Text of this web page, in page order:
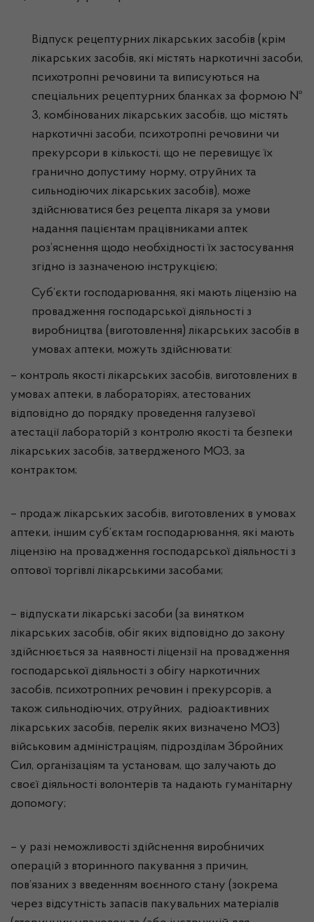
Відпуск рецептурних лікарських засобів (крім
лікарських засобів, які містять наркотичні засоби,
психотропні речовини та виписуються на
спеціальних рецептурних бланках за формою №
3, комбінованих лікарських засобів, що містять
наркотичні засоби, психотропні речовини чи
прекурсори в кількості, що не перевищує їх
гранично допустиму норму, отруйних та
сильнодіючих лікарських засобів), може
здійснюватися без рецепта лікаря за умови
надання пацієнтам працівниками аптек
роз’яснення щодо необхідності їх застосування
згідно із зазначеною інструкцією;
Суб’єкти господарювання, які мають ліцензію на
провадження господарської діяльності з
виробництва (виготовлення) лікарських засобів в
умовах аптеки, можуть здійснювати:
– контроль якості лікарських засобів, виготовлених в
умовах аптеки, в лабораторіях, атестованих
відповідно до порядку проведення галузевої
атестації лабораторій з контролю якості та безпеки
лікарських засобів, затвердженого МОЗ, за
контрактом;
– продаж лікарських засобів, виготовлених в умовах
аптеки, іншим суб’єктам господарювання, які мають
ліцензію на провадження господарської діяльності з
оптової торгівлі лікарськими засобами;
– відпускати лікарські засоби (за винятком
лікарських засобів, обіг яких відповідно до закону
здійснюється за наявності ліцензії на провадження
господарської діяльності з обігу наркотичних
засобів, психотропних речовин і прекурсорів, а
також сильнодіючих, отруйних, радіоактивних
лікарських засобів, перелік яких визначено МОЗ)
військовим адміністраціям, підрозділам Збройних
Сил, організаціям та установам, що залучають до
своєї діяльності волонтерів та надають гуманітарну
допомогу;
– у разі неможливості здійснення виробничих
операцій з вторинного пакування з причин,
пов’язаних з введенням воєнного стану (зокрема
через відсутність запасів пакувальних матеріалів